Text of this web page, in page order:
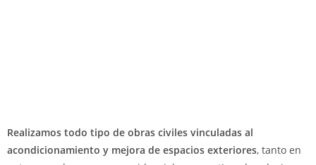
Realizamos todo tipo de obras civiles vinculadas al
acondicionamiento y mejora de espacios exteriores, tanto en